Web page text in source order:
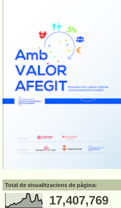
Total de visualitzacions de pàgina:
17,407,769